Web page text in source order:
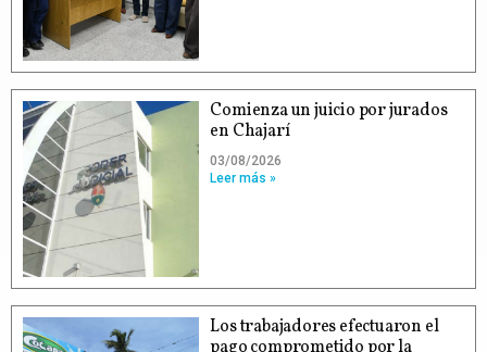
Comienza un juicio por jurados
en Chajarí
03/08/2026
Leer más »
Los trabajadores efectuaron el